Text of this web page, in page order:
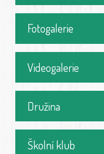
Fotogalerie
Videogalerie
Družina
Školní klub